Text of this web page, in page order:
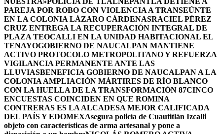
PAREJA POR ROBO CON VIOLENCIA A TRANSEÚNTE
EN LA COLONIA LÁZARO CÁRDENASRACIEL PÉREZ
CRUZ ENTREGA LA RECUPERACIÓN INTEGRAL DE
PLAZA TEOCALLI EN LA UNIDAD HABITACIONAL EL
TENAYOGOBIERNO DE NAUCALPAN MANTIENE
ACTIVO PROTOCOLO METROPOLITANO Y REFUERZA
VIGILANCIA PERMANENTE ANTE LAS
LLUVIASBENEFICIA GOBIERNO DE NAUCALPAN A LA
COLONIA AMPLIACIÓN MÁRTIRES DE RÍO BLANCO
CON LA HUELLA DE LA TRANSFORMACIÓN 87CINCO
ENCUESTAS COINCIDEN EN QUE ROMINA
CONTRERAS ES LA ALCADESA MEJOR CALIFICADA
DEL PAÍS Y EDOMEXAsegura policía de Cuautitlán Izcalli
objeto con características de arma artesanal y pone a